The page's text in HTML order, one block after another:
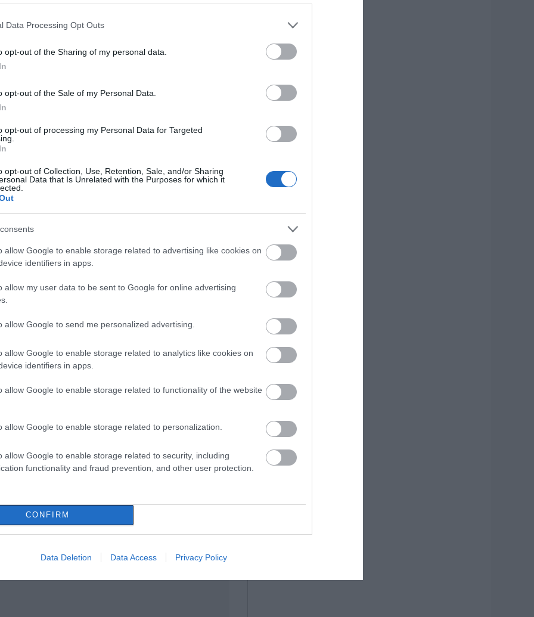
Data Processing Opt Outs
opt-out of the Sharing of my personal data.
opt-out of the Sale of my Personal Data.
opt-out of processing my Personal Data for Targeted
opt-out of Collection, Use, Retention, Sale, and/or Sharing
Data that Is Unrelated with the Purposes for which it
allow Google to enable storage related to advertising like cookies on
identifiers in apps.
allow my user data to be sent to Google for online advertising
allow Google to send me personalized advertising.
allow Google to enable storage related to analytics like cookies on
identifiers in apps.
allow Google to enable storage related to functionality of the website
allow Google to enable storage related to personalization.
allow Google to enable storage related to security, including
functionality and fraud prevention, and other user protection.
CONFIRM
Data Deletion Data Access Privacy Policy
φτιάξετε ένα scrub και να
μαγειρέματος και ζάχαρη ώστε να τρίψετε
ματιών που θα απομακρύνει την βαφή
με λευκό ξίδι που είναι ιδανική και για
τα αυγά.
τότε χρησιμοποιήστε
από τα ρούχα
χωρίς να τον πιέζετε γιατί μπορεί να
γυρίζετε το ύφασμα από την ανάποδη
βρύση και ξεπλένετε με νερό την μπογιά.
σας στη θερμοκρασία που
παραμένει, αναμίξτε μια κουταλιά της
νερό.
Νέο επίδομα 600
σπουδαστές: Οι
δικαιούχοι
Αυτός ο δήμος της
ανεμογεννήτριες
07.08.2026 | 18:40
Τραγική κατάληξη
είχε η θαλάσσια
εκδρομή για
07.08.2026 | 18:20
Βαρύ πένθος για τον
εκπαιδευτικό από
την Εύβοια που
07.08.2026 | 18:00